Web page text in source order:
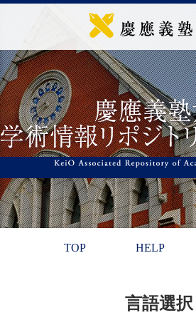
TOP HELP
言語選択